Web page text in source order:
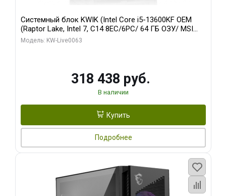
Системный блок KWIK (Intel Core i5-13600KF OEM
(Raptor Lake, Intel 7, C14 8EC/6PC/ 64 ГБ ОЗУ/ MSI
RTX5080 VENTUS 3X OC 16GB GDDR7 256bit 3xDP
Модель: KW-Live0063
318 438 руб.
В наличии
Купить
Подробнее